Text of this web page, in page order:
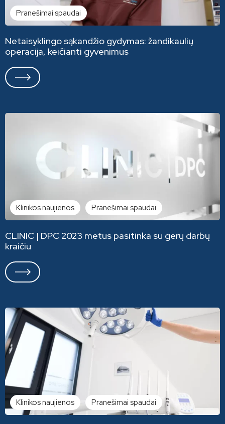
Pranešimai spaudai
Netaisyklingo sąkandžio gydymas: žandikaulių
operacija, keičianti gyvenimus
Klinikos naujienos Pranešimai spaudai
CLINIC | DPC 2023 metus pasitinka su gerų darbų
kraičiu
Klinikos naujienos Pranešimai spaudai